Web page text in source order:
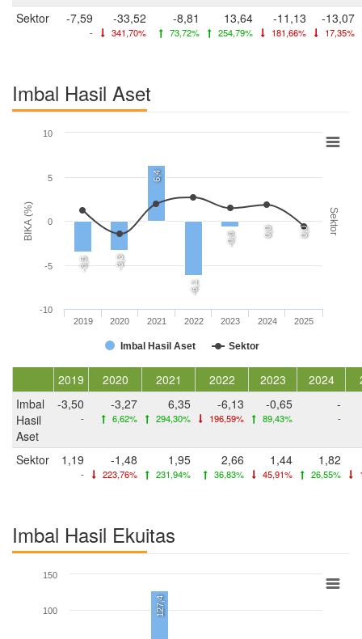
Sektor
-7,59
-
-33,52
341,70%
-8,81
73,72%
13,64
254,79%
-11,13
181,66%
-13,07
17,35%
Imbal Hasil Aset
BIKA (%) Sektor
-3,5 -3,3
6,4
-6,1
-0,6 0,0 0,0
Imbal Hasil Aset Sektor
2019 2020 2021 2022 2023 2024 2025
-10
-5
0
5
10
2019 2020 2021 2022 2023 2024
Imbal
Hasil
Aset
-3,50
-
-3,27
6,62%
6,35
294,30%
-6,13
196,59%
-0,65
89,43%
-
-
Sektor 1,19
-
-1,48
223,76%
1,95
231,94%
2,66
36,83%
1,44
45,91%
1,82
26,55%
Imbal Hasil Ekuitas
127,4
100
150